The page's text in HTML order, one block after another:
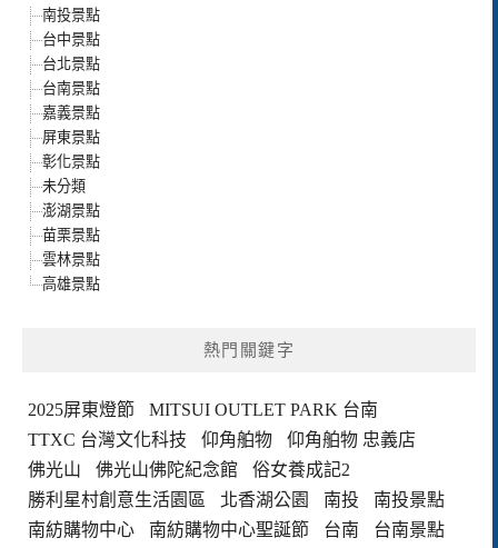
南投景點
台中景點
台北景點
台南景點
嘉義景點
屏東景點
彰化景點
未分類
澎湖景點
苗栗景點
雲林景點
高雄景點
熱門關鍵字
2025屏東燈節
MITSUI OUTLET PARK 台南
TTXC 台灣文化科技
仰角舶物
仰角舶物 忠義店
佛光山
佛光山佛陀紀念館
俗女養成記2
勝利星村創意生活園區
北香湖公園 南投
南投景點
南紡購物中心
南紡購物中心聖誕節 台南
台南景點